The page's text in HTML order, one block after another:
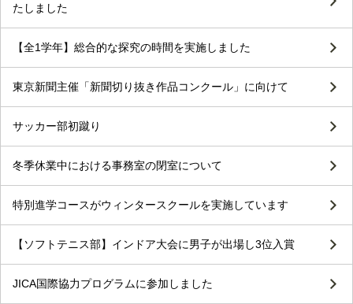
たしました
【全1学年】総合的な探究の時間を実施しました
東京新聞主催「新聞切り抜き作品コンクール」に向けて
サッカー部初蹴り
冬季休業中における事務室の閉室について
特別進学コースがウィンタースクールを実施しています
【ソフトテニス部】インドア大会に男子が出場し3位入賞
JICA国際協力プログラムに参加しました